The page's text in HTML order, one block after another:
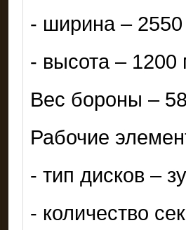
- ширина –
- высота –
Вес бороны –
Рабочие
- тип дисков –
- количество